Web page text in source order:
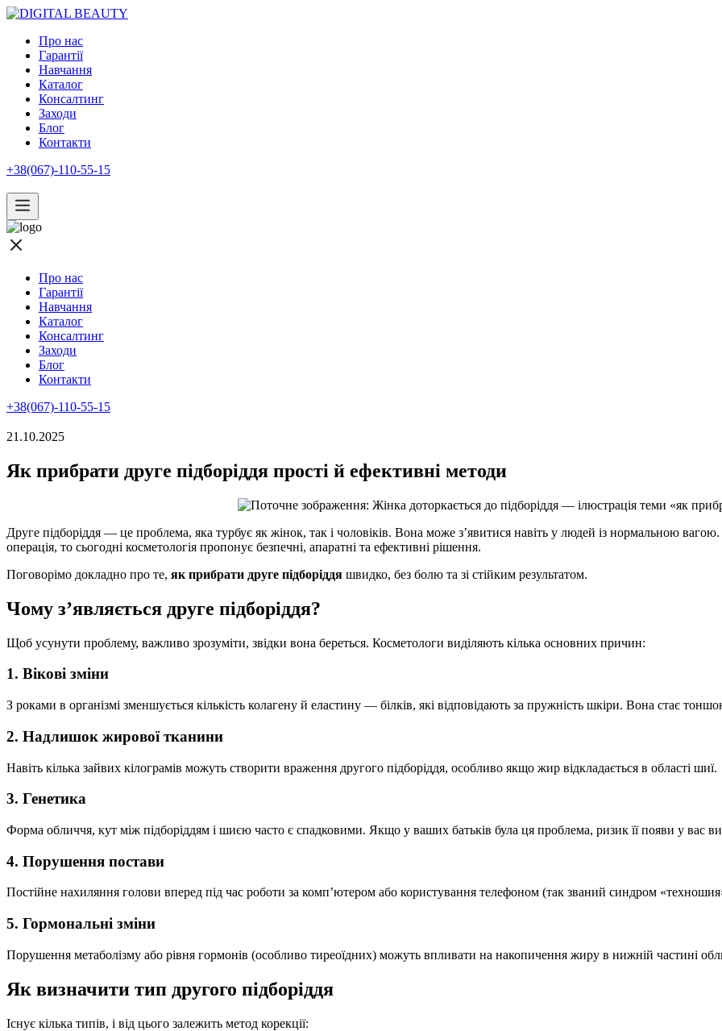
Про нас
Гарантії
Навчання
Каталог
Консалтинг
Заходи
Блог
Контакти
+38(067)-110-55-15
Про нас
Гарантії
Навчання
Каталог
Консалтинг
Заходи
Блог
Контакти
+38(067)-110-55-15
21.10.2025
Як прибрати друге підборіддя прості й ефективні методи
Друге підборіддя — це проблема, яка турбує як жінок, так і чоловіків. Вона може з’явитися навіть у людей із нормальною
операція, то сьогодні косметологія пропонує безпечні, апаратні та ефективні рішення.
Поговорімо докладно про те, як прибрати друге підборіддя швидко, без болю та зі стійким результатом.
Чому з’являється друге підборіддя?
Щоб усунути проблему, важливо зрозуміти, звідки вона береться. Косметологи виділяють кілька основних причин:
1. Вікові зміни
З роками в організмі зменшується кількість колагену й еластину — білків, які відповідають за пружність шкіри. Вона стає
2. Надлишок жирової тканини
Навіть кілька зайвих кілограмів можуть створити враження другого підборіддя, особливо якщо жир відкладається в області шиї.
3. Генетика
Форма обличчя, кут між підборіддям і шиєю часто є спадковими. Якщо у ваших батьків була ця проблема, ризик її появи у вас
4. Порушення постави
Постійне нахиляння голови вперед під час роботи за комп’ютером або користування телефоном (так званий синдром
5. Гормональні зміни
Порушення метаболізму або рівня гормонів (особливо тиреоїдних) можуть впливати на накопичення жиру в нижній частині
Як визначити тип другого підборіддя
Існує кілька типів, і від цього залежить метод корекції: